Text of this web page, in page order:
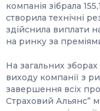
компанія зібрала
створила технічні
здійснила виплати
на ринку за
На загальних
виходу компанії з
завершення всіх
Страховий Альянс”